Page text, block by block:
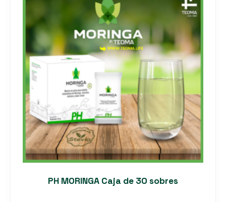
PH MORINGA Caja de 30 sobres